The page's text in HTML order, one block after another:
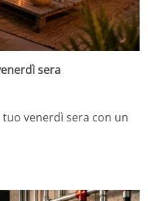
sera
venerdì sera con un